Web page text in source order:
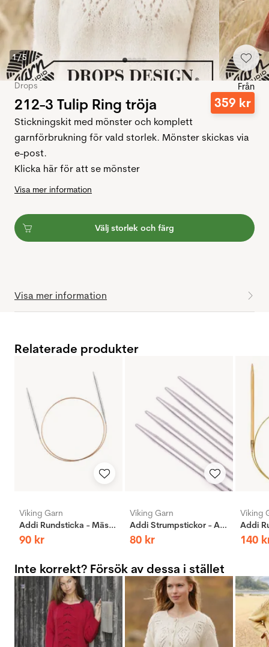
1/5
Drops
212-3 Tulip Ring tröja
Från
359 kr
Stickningskit med mönster och komplett
garnförbrukning för vald storlek. Mönster skickas via
e-post.
Klicka här för att se mönster
Visa mer information
Välj storlek och färg
Visa mer information
Relaterade produkter
Viking Garn
Addi Rundsticka - Mässing
90 kr
Viking Garn
Addi Strumpstickor - Aluminium
80 kr
Viking
140
Inte korrekt? Försök av dessa i stället